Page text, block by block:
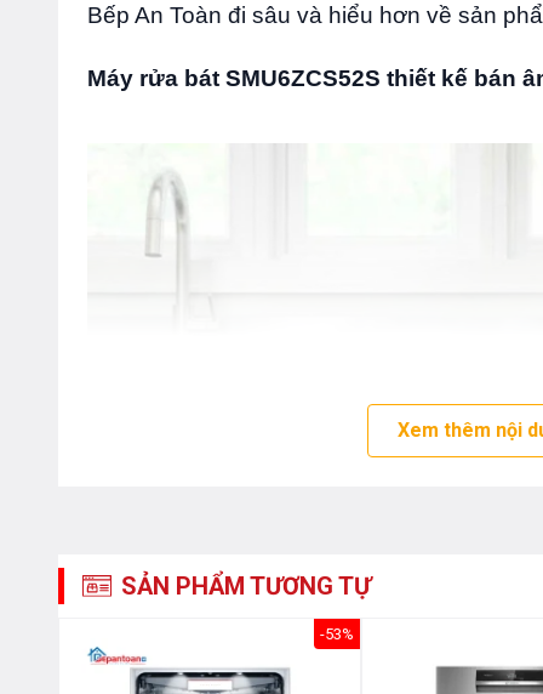
Bếp An Toàn đi sâu và hiểu hơn về sản
Máy rửa bát SMU6ZCS52S thiết kế bán
Xem thêm nội
SẢN PHẨM TƯƠNG TỰ
-53%